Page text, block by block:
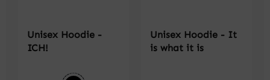
Unisex Hoodie -
ICH!
Unisex Hoodie - It
is what it is